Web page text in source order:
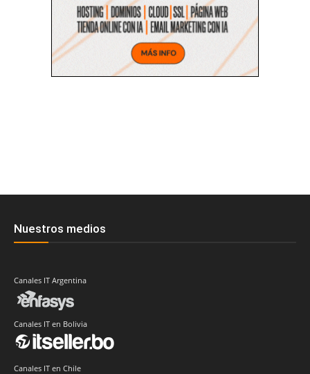
Nuestros medios
Canales IT Argentina
Canales IT en Bolivia
Canales IT en Chile